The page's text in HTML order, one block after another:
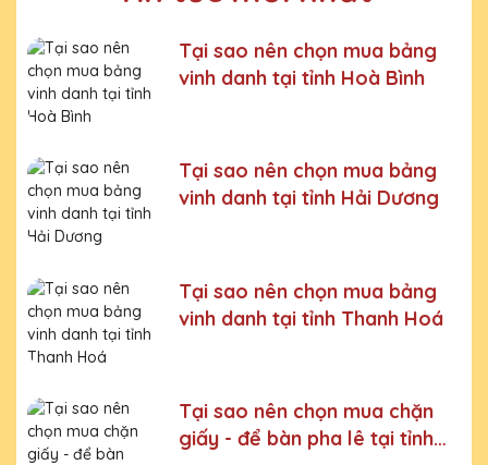
Bước 5: Gửi hàng cho khách
Bước 6: Gọi điện xác nhận với khách hàng
và nghiêm ngặt ở từng khâu sản xuất.Xưởng sản xuất
Kỷ niệm chương pha lê uy tín, chất lượng số một thị
trường Miền Bắc
đơn mọi số lượng, nhận làm những mẫu không có sẵn,
sản xuất theo ý tưởng của khách hàng.
Quà tặng Cúp Pha Lê Vinh Danh An Thảo cung cấp tới
Quý khách hàng thành phẩm bao gồm hộp xi lót lụa
vàng, với 2 màu lựa chọn xanh hoặc đỏ làm tăng thêm
Sản phẩm được làm từ chất liệu pha lê vô cùng tinh tế,
sang trọng, gửi đến người nhận những ý nghĩa to lớn:
Tại sao nên chọn mua bảng
vinh danh tại tỉnh Hoà Bình
Tại sao nên chọn mua bảng
vinh danh tại tỉnh Hải Dương
Tại sao nên chọn mua bảng
vinh danh tại tỉnh Thanh Hoá
Tại sao nên chọn mua chặn
giấy - để bàn pha lê tại tỉnh